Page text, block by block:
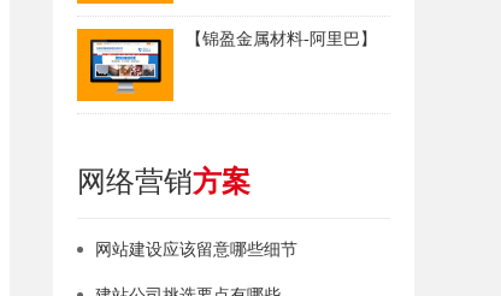
【锦盈金属材料-阿里巴】
网络营销方案
网站建设应该留意哪些细节